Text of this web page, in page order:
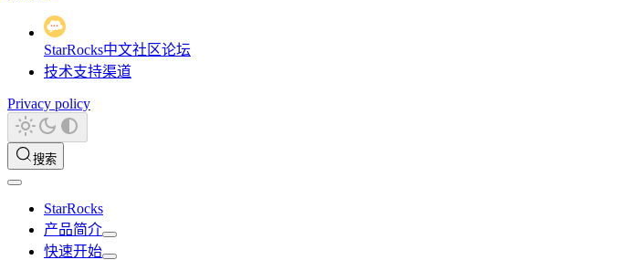
StarRocks中文社区论坛
技术支持渠道
Privacy policy
搜索
StarRocks
产品简介
快速开始